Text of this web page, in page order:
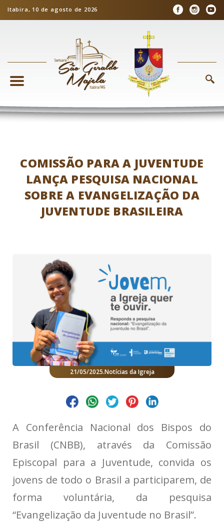
Itabira, 10 de agosto de 2026
COMISSÃO PARA A JUVENTUDE
LANÇA PESQUISA NACIONAL
SOBRE A EVANGELIZAÇÃO DA
JUVENTUDE BRASILEIRA
21/05/2025.Notícias da Igreja
A Conferência Nacional dos Bispos do
Brasil (CNBB), através da Comissão
Episcopal para a Juventude, convida os
jovens de todo o Brasil a participarem, de
forma voluntária, da pesquisa
“Evangelização da Juventude no Brasil”.